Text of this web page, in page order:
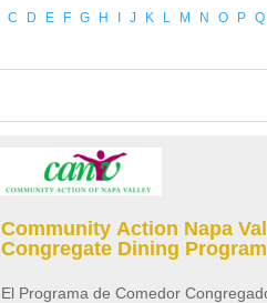
C D E F G H I J K L M N O P Q
Community Action Napa
Congregate Dining Program
El Programa de Comedor